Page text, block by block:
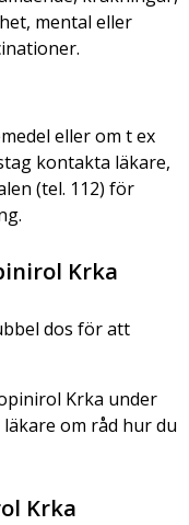
mental eller
eller om t ex
kontakta läkare,
(tel. 112) för
Krka
dos för att
Krka under
om råd hur du
Krka